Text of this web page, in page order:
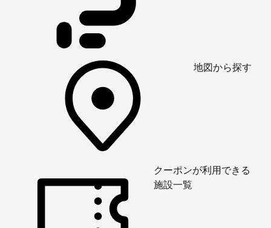
地図から探す
クーポンが利用できる
施設一覧